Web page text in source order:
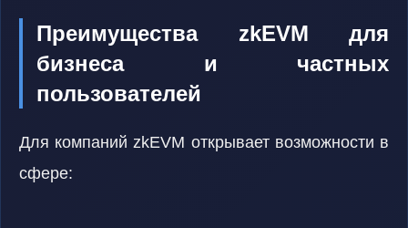
Преимущества zkEVM для
бизнеса и частных
пользователей
Для компаний zkEVM открывает возможности в
сфере: